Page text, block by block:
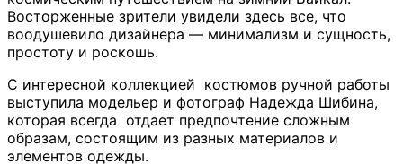
Восторженные зрители увидели здесь все, что
воодушевило дизайнера — минимализм и сущность,
простоту и роскошь.
С интересной коллекцией костюмов ручной работы
выступила модельер и фотограф Надежда Шибина,
которая всегда отдает предпочтение сложным
образам, состоящим из разных материалов и
элементов одежды.